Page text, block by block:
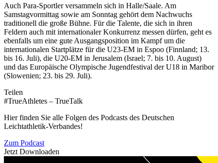
Auch Para-Sportler versammeln sich in Halle/Saale. Am
Samstagvormittag sowie am Sonntag gehört dem Nachwuchs
traditionell die große Bühne. Für die Talente, die sich in ihren
Feldern auch mit internationaler Konkurrenz messen dürfen, geht es
ebenfalls um eine gute Ausgangsposition im Kampf um die
internationalen Startplätze für die U23-EM in Espoo (Finnland; 13.
bis 16. Juli), die U20-EM in Jerusalem (Israel; 7. bis 10. August)
und das Europäische Olympische Jugendfestival der U18 in Maribor
(Slowenien; 23. bis 29. Juli).
Teilen
#TrueAthletes – TrueTalk
Hier finden Sie alle Folgen des Podcasts des Deutschen
Leichtathletik-Verbandes!
Zum Podcast
Jetzt Downloaden